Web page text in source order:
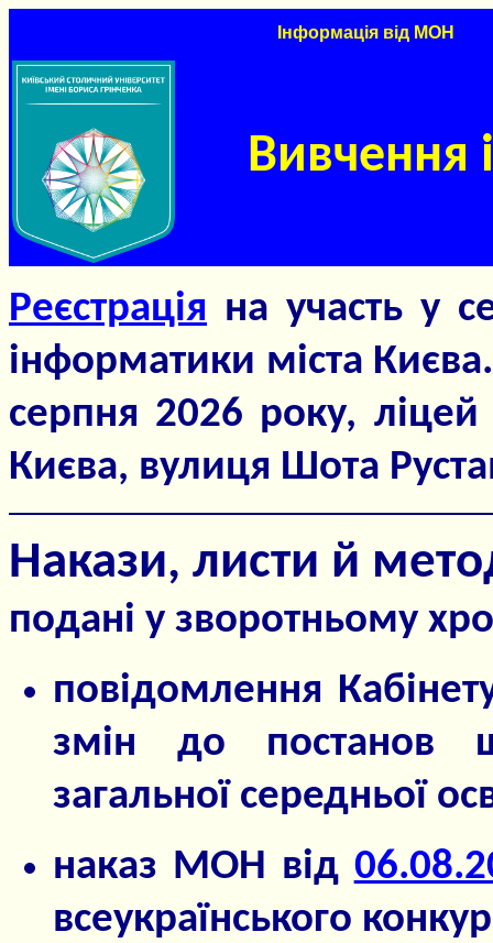
Вивчення
Реєстрація на участь у
інформатики міста
серпня 2026 року,
Києва, вулиця Шота
Накази, листи й
подані у зворотньому
повідомлення
змін до постанов
загальної середньої
наказ МОН від
всеукраїнського